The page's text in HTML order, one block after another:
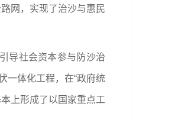
网，实现了治沙与惠民
导社会资本参与防沙治
一体化工程，在“政府统
上形成了以国家重点工